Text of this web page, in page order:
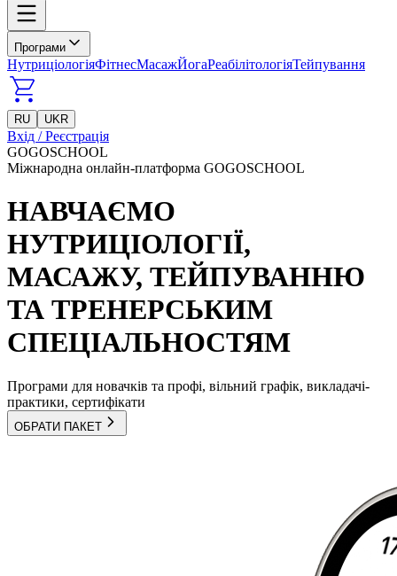
Програми
НутриціологіяФітнесМасажЙогаРеабілітологіяТейпування
RU UKR
Вхід / Реєстрація
GOGOSCHOOL
Міжнародна онлайн-платформа GOGOSCHOOL
НАВЧАЄМО
НУТРИЦІОЛОГІЇ,
МАСАЖУ, ТЕЙПУВАННЮ
ТА ТРЕНЕРСЬКИМ
СПЕЦІАЛЬНОСТЯМ
Програми для новачків та профі, вільний графік, викладачі-
практики, сертифікати
ОБРАТИ ПАКЕТ